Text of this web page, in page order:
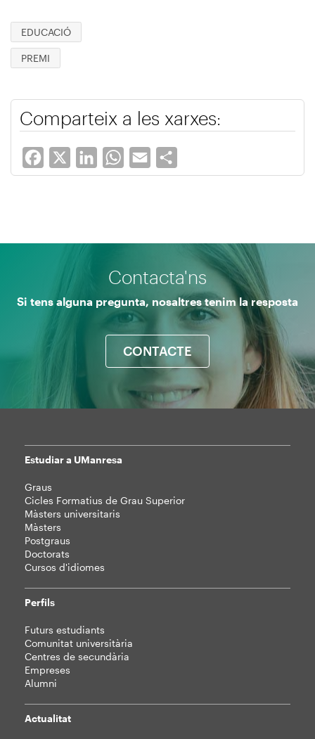
EDUCACIÓ
PREMI
Comparteix a les xarxes:
Facebook LinkedInWhatsApp
Email
Contacta'ns
Si tens alguna pregunta, nosaltres tenim la resposta
CONTACTE
Mapa
web
Estudiar a UManresa
Graus
Cicles Formatius de Grau Superior
Màsters universitaris
Màsters
Postgraus
Doctorats
Cursos d'idiomes
Perfils
Futurs estudiants
Comunitat universitària
Centres de secundària
Empreses
Alumni
Actualitat